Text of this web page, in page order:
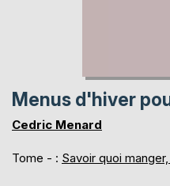
Menus d'hiver
Cedric Menard
Tome - : Savoir quoi